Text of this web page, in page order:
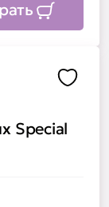
Special